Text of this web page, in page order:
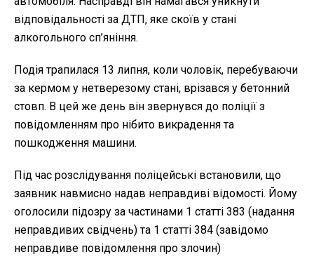
відповідальності за ДТП, яке скоїв у стані
алкогольного сп’яніння.
Подія трапилася 13 липня, коли чоловік, перебуваючи
за кермом у нетверезому стані, врізався у бетонний
стовп. В цей же день він звернувся до поліції з
повідомленням про нібито викрадення та
пошкодження машини.
Під час розслідування поліцейські встановили, що
заявник навмисно надав неправдиві відомості. Йому
оголосили підозру за частинами 1 статті 383 (надання
неправдивих свідчень) та 1 статті 384 (завідомо
неправдиве повідомлення про злочин)